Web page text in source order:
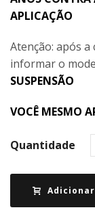
APLICAÇÃO
Atenção: após
informar o
SUSPENSÃO
VOCÊ MESMO
Quantidade